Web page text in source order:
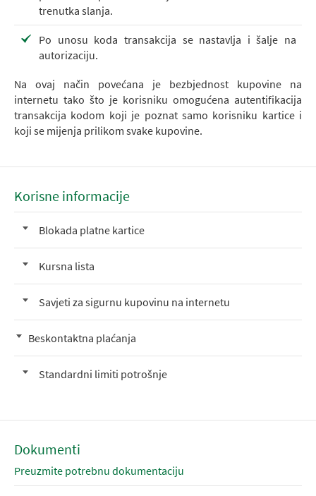
trenutka slanja.
Po unosu koda transakcija se nastavlja i šalje na
autorizaciju.
Na ovaj način povećana je bezbjednost kupovine na
internetu tako što je korisniku omogućena autentifikacija
transakcija kodom koji je poznat samo korisniku kartice i
koji se mijenja prilikom svake kupovine.
Korisne informacije
Blokada platne kartice
Kursna lista
Savjeti za sigurnu kupovinu na internetu
Beskontaktna plaćanja
Standardni limiti potrošnje
Dokumenti
Preuzmite potrebnu dokumentaciju